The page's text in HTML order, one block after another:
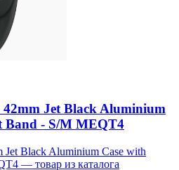
42mm Jet Black Aluminium
Band - S/M MEQT4
Jet Black Aluminium Case with
— товар из каталога